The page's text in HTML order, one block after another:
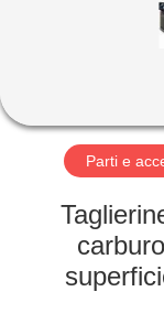
SU
DI
VISITA
ALLA
Parti e